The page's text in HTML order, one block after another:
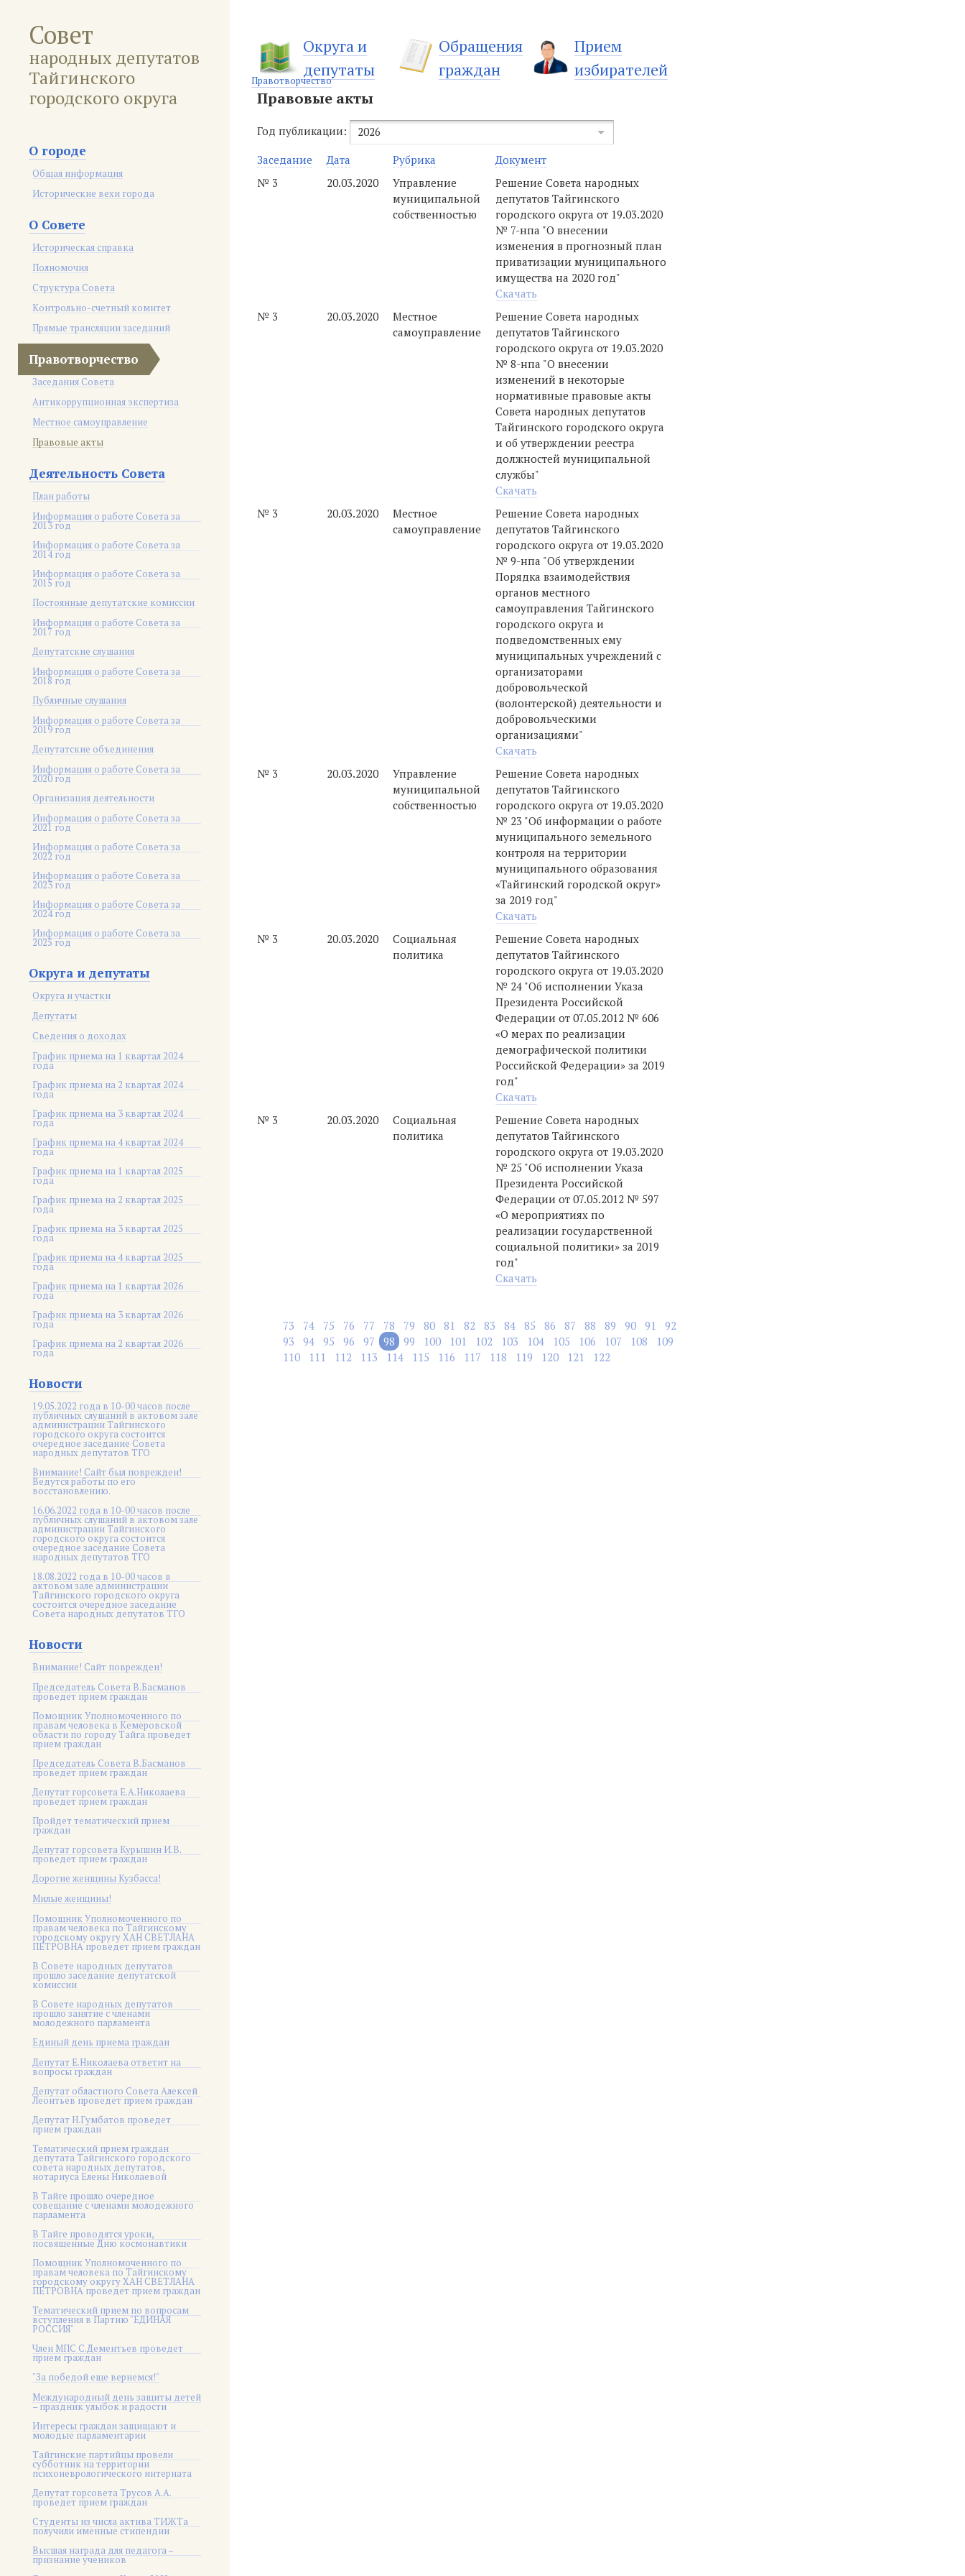
Совет
народных депутатов
Тайгинского
городского округа
О городе
Общая информация
Исторические вехи города
О Совете
Историческая справка
Полномочия
Структура Совета
Контрольно-счетный комитет
Прямые трансляции заседаний
Правотворчество
Заседания Совета
Антикоррупционная экспертиза
Местное самоуправление
Правовые акты
Деятельность Совета
План работы
Информация о работе Совета за
2013 год
Информация о работе Совета за
2014 год
Информация о работе Совета за
2015 год
Постоянные депутатские комиссии
Информация о работе Совета за
2017 год
Депутатские слушания
Информация о работе Совета за
2018 год
Публичные слушания
Информация о работе Совета за
2019 год
Депутатские объединения
Информация о работе Совета за
2020 год
Организация деятельности
Информация о работе Совета за
2021 год
Информация о работе Совета за
2022 год
Информация о работе Совета за
2023 год
Информация о работе Совета за
2024 год
Информация о работе Совета за
2025 год
Округа и депутаты
Округа и участки
Депутаты
Сведения о доходах
График приема на 1 квартал 2024
года
График приема на 2 квартал 2024
года
График приема на 3 квартал 2024
года
График приема на 4 квартал 2024
года
График приема на 1 квартал 2025
года
График приема на 2 квартал 2025
года
График приема на 3 квартал 2025
года
График приема на 4 квартал 2025
года
График приема на 1 квартал 2026
года
График приема на 3 квартал 2026
года
График приема на 2 квартал 2026
года
Новости
19.05.2022 года в 10-00 часов после
публичных слушаний в актовом зале
администрации Тайгинского
городского округа состоится
очередное заседание Совета
народных депутатов ТГО
Внимание! Сайт был поврежден!
Ведутся работы по его
восстановлению.
16.06.2022 года в 10-00 часов после
публичных слушаний в актовом зале
администрации Тайгинского
городского округа состоится
очередное заседание Совета
народных депутатов ТГО
18.08.2022 года в 10-00 часов в
актовом зале администрации
Тайгинского городского округа
состоится очередное заседание
Совета народных депутатов ТГО
Новости
Внимание! Сайт поврежден!
Председатель Совета В.Басманов
проведет прием граждан
Помощник Уполномоченного по
правам человека в Кемеровской
области по городу Тайга проведет
прием граждан
Председатель Совета В.Басманов
проведет прием граждан
Депутат горсовета Е.А.Николаева
проведет прием граждан
Пройдет тематический прием
граждан
Депутат горсовета Курышин И.В.
проведет прием граждан
Дорогие женщины Кузбасса!
Милые женщины!
Помощник Уполномоченного по
правам человека по Тайгинскому
городскому округу ХАН СВЕТЛАНА
ПЕТРОВНА проведет прием граждан
В Совете народных депутатов
прошло заседание депутатской
комиссии
В Совете народных депутатов
прошло занятие с членами
молодежного парламента
Единый день приема граждан
Депутат Е.Николаева ответит на
вопросы граждан
Депутат областного Совета Алексей
Леонтьев проведет прием граждан
Депутат Н.Гумбатов проведет
прием граждан
Тематический прием граждан
депутата Тайгинского городского
совета народных депутатов,
нотариуса Елены Николаевой
В Тайге прошло очередное
совещание с членами молодежного
парламента
В Тайге проводятся уроки,
посвященные Дню космонавтики
Помощник Уполномоченного по
правам человека по Тайгинскому
городскому округу ХАН СВЕТЛАНА
ПЕТРОВНА проведет прием граждан
Тематический прием по вопросам
вступления в Партию "ЕДИНАЯ
РОССИЯ"
Член МПС С.Дементьев проведет
прием граждан
"За победой еще вернемся!"
Международный день защиты детей
– праздник улыбок и радости
Интересы граждан защищают и
молодые парламентарии
Тайгинские партийцы провели
субботник на территории
психоневрологического интерната
Депутат горсовета Трусов А.А.
проведет прием граждан
Студенты из числа актива ТИЖТа
получили именные стипендии
Высшая награда для педагога –
признание учеников
Округа и
депутаты
Обращения
граждан
Прием
избирателей
Правотворчество
Правовые акты
Год публикации:
2026
Заседание
Дата Рубрика
Документ
№ 3
20.03.2020
Управление
муниципальной
собственностью
Решение Совета народных
депутатов Тайгинского
городского округа от 19.03.2020
№ 7-нпа "О внесении
изменения в прогнозный план
приватизации муниципального
имущества на 2020 год"
Скачать
№ 3
20.03.2020
Местное
самоуправление
Решение Совета народных
депутатов Тайгинского
городского округа от 19.03.2020
№ 8-нпа "О внесении
изменений в некоторые
нормативные правовые акты
Совета народных депутатов
Тайгинского городского округа
и об утверждении реестра
должностей муниципальной
службы"
Скачать
№ 3
20.03.2020
Местное
самоуправление
Решение Совета народных
депутатов Тайгинского
городского округа от 19.03.2020
№ 9-нпа "Об утверждении
Порядка взаимодействия
органов местного
самоуправления Тайгинского
городского округа и
подведомственных ему
муниципальных учреждений с
организаторами
добровольческой
(волонтерской) деятельности и
добровольческими
организациями"
Скачать
№ 3
20.03.2020
Управление
муниципальной
собственностью
Решение Совета народных
депутатов Тайгинского
городского округа от 19.03.2020
№ 23 "Об информации о работе
муниципального земельного
контроля на территории
муниципального образования
«Тайгинский городской округ»
за 2019 год"
Скачать
№ 3
20.03.2020
Социальная
политика
Решение Совета народных
депутатов Тайгинского
городского округа от 19.03.2020
№ 24 "Об исполнении Указа
Президента Российской
Федерации от 07.05.2012 № 606
«О мерах по реализации
демографической политики
Российской Федерации» за 2019
год"
Скачать
№ 3
20.03.2020
Социальная
политика
Решение Совета народных
депутатов Тайгинского
городского округа от 19.03.2020
№ 25 "Об исполнении Указа
Президента Российской
Федерации от 07.05.2012 № 597
«О мероприятиях по
реализации государственной
социальной политики» за 2019
год"
Скачать
73 74 75 76 77 78 79 80 81 82 83 84 85 86 87 88 89 90 91
92
93
94 95 96 97 98 99 100 101 102 103 104 105 106 107 108
109
110
111 112 113 114 115 116 117 118 119 120 121 122